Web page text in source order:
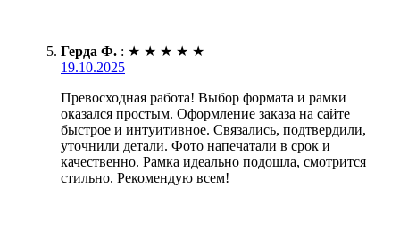
Герда Ф. : ★ ★ ★ ★ ★
19.10.2025
Превосходная работа! Выбор формата и рамки
оказался простым. Оформление заказа на сайте
быстрое и интуитивное. Связались, подтвердили,
уточнили детали. Фото напечатали в срок и
качественно. Рамка идеально подошла, смотрится
стильно. Рекомендую всем!